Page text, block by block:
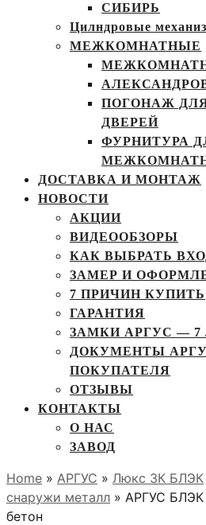
СИБИРЬ
Цилндровые
МЕЖКОМНАТНЫЕ
ПОГОНАЖ
ДВЕРЕЙ
ФУРНИТУРА
ДОСТАВКА И МОНТАЖ
НОВОСТИ
АКЦИИ
ВИДЕООБЗОРЫ
КАК ВЫБРАТЬ
ЗАМЕР И
7 ПРИЧИН КУПИТЬ
ГАРАНТИЯ
ЗАМКИ АРГУС — 7
ДОКУМЕНТЫ
ПОКУПАТЕЛЯ
ОТЗЫВЫ
КОНТАКТЫ
О НАС
ЗАВОД
Home » АРГУС » Люкс 3К БЛЭК
снаружи металл » АРГУС
бетон